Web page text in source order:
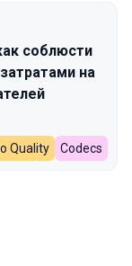
соблюсти
на
Quality Codecs